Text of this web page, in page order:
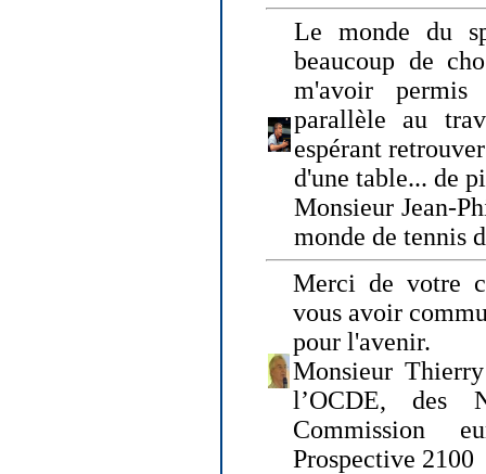
Le monde du
beaucoup de
m'avoir
parallèle au
espérant
d'une table... de
Monsieur Jean-
monde de tennis
Merci de votre
vous avoir
pour l'avenir.
Monsieur
l’OCDE, des
Commission
Prospective 2100